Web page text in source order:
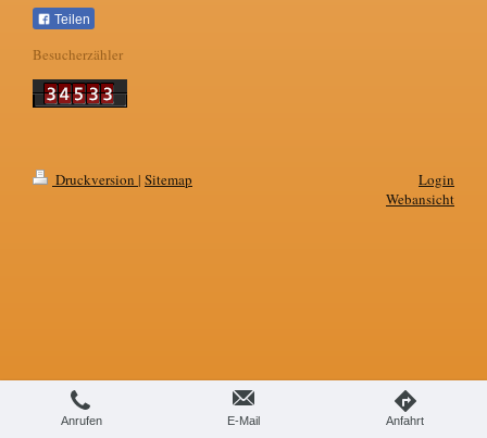
Teilen
Besucherzähler
Druckversion | Sitemap
Login
Webansicht
Anrufen E-Mail Anfahrt